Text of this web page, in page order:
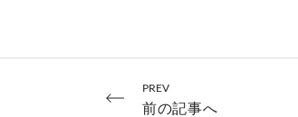
PREV
前の記事へ